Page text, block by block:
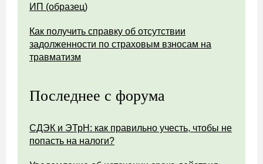
ИП (образец)
Как получить справку об отсутствии
задолженности по страховым взносам на
травматизм
Последнее с форума
СДЭК и ЭТрН: как правильно учесть, чтобы не
попасть на налоги?